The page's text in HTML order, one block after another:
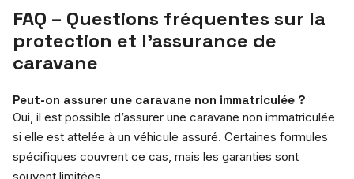
FAQ – Questions fréquentes sur la
protection et l’assurance de
caravane
Peut-on assurer une caravane non immatriculée ?
Oui, il est possible d’assurer une caravane non immatriculée
si elle est attelée à un véhicule assuré. Certaines formules
spécifiques couvrent ce cas, mais les garanties sont